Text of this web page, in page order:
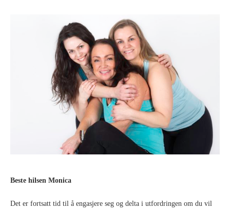
Beste hilsen Monica
Det er fortsatt tid til å engasjere seg og delta i utfordringen om du vil